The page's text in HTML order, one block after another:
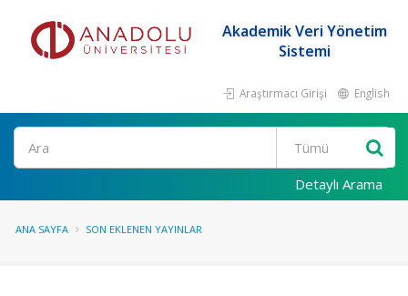
Akademik Veri Yönetim
Sistemi
Araştırmacı Girişi English
Ara
Detaylı Arama
ANA SAYFA SON EKLENEN YAYINLAR